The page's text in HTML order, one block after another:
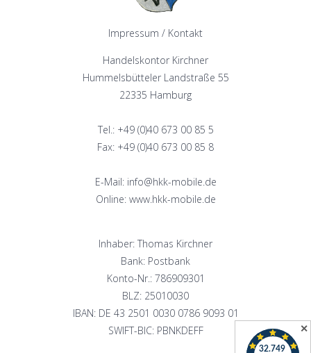
Impressum / Kontakt
Handelskontor Kirchner
Hummelsbütteler Landstraße 55
22335 Hamburg
Tel.: +49 (0)40 673 00 85 5
Fax: +49 (0)40 673 00 85 8
E-Mail: info@hkk-mobile.de
Online: www.hkk-mobile.de
Inhaber: Thomas Kirchner
Bank: Postbank
Konto-Nr.: 786909301
BLZ: 25010030
IBAN: DE 43 2501 0030 0786 9093 01
SWIFT-BIC: PBNKDEFF
✕